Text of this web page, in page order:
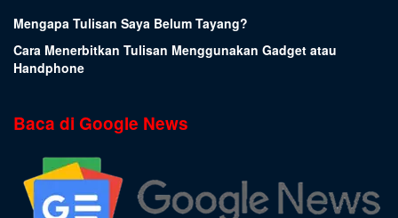
Mengapa Tulisan Saya Belum Tayang?
Cara Menerbitkan Tulisan Menggunakan Gadget atau
Handphone
Baca di Google News